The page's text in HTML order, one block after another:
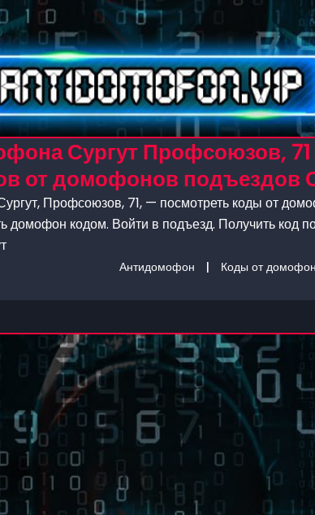
Сургут Профсоюзов, 71
от домофонов подъездов
Профсоюзов, 71, — посмотреть коды от
домофон кодом. Войти в подъезд. Получить код
Антидомофон | Коды от